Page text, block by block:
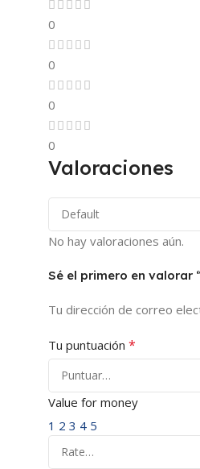
0
0
0
0
Valoraciones
No hay valoraciones aún.
Sé el primero en valorar
Tu dirección de correo
Tu puntuación *
Value for money
1 2 3 4 5